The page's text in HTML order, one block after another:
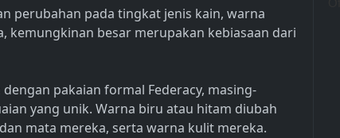
perubahan pada tingkat jenis kain, warna
kemungkinan besar merupakan kebiasaan dari
pakaian formal Federacy, masing-
yang unik. Warna biru atau hitam diubah
mata mereka, serta warna kulit mereka.